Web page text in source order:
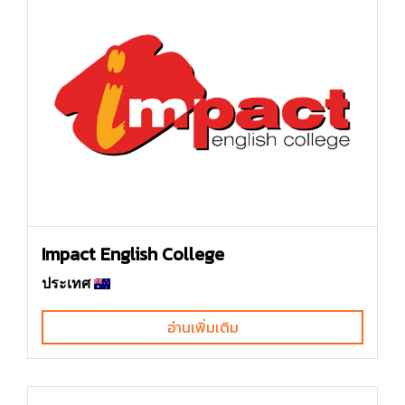
Impact English College
ประเทศ
อ่านเพิ่มเติม